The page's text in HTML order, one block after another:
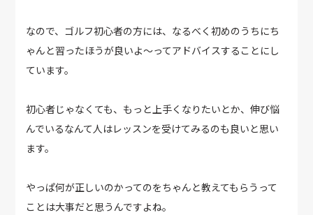
なので、ゴルフ初心者の方には、なるべく初めのうちにち
ゃんと習ったほうが良いよ〜ってアドバイスすることにし
ています。
初心者じゃなくても、もっと上手くなりたいとか、伸び悩
んでいるなんて人はレッスンを受けてみるのも良いと思い
ます。
やっぱ何が正しいのかってのをちゃんと教えてもらうって
ことは大事だと思うんですよね。